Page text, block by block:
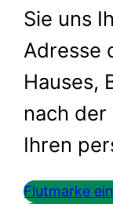
Sie uns
Adresse
Hauses,
nach
Ihren
Flutmarke